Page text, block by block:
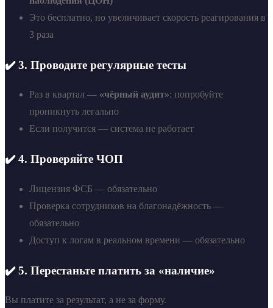
Это бесплатно, но увеличивает скорость реагирования в
3 раза
✔️ 3. Проводите регулярные тесты
Раз в квартал — «чёрный аудит»: попробуйте
проникнуть легально
Если получится — система не работает
✔️ 4. Проверяйте ЧОП
Лицензия ФСБ — обязательно
Проверка сотрудников на благонадёжность —
обязательно
Доступ к логам в реальном времени — обязательно
✔️ 5. Перестаньте платить за «наличие»
Вы платите за результат, а не за форму.